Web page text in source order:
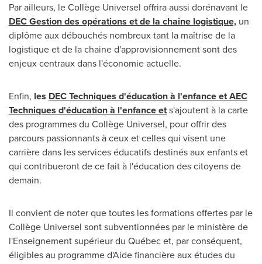
Par ailleurs, le Collège Universel offrira aussi dorénavant le
DEC Gestion des opérations et de la chaîne logistique, un
diplôme aux débouchés nombreux tant la maîtrise de la
logistique et de la chaine d'approvisionnement sont des
enjeux centraux dans l'économie actuelle.
Enfin, les DEC Techniques d'éducation à l'enfance et AEC
Techniques d'éducation à l'enfance ets'ajoutent à la carte
des programmes du Collège Universel, pour offrir des
parcours passionnants à ceux et celles qui visent une
carrière dans les services éducatifs destinés aux enfants et
qui contribueront de ce fait à l'éducation des citoyens de
demain.
Il convient de noter que toutes les formations offertes par le
Collège Universel sont subventionnées par le ministère de
l'Enseignement supérieur du Québec et, par conséquent,
éligibles au programme d'Aide financière aux études du